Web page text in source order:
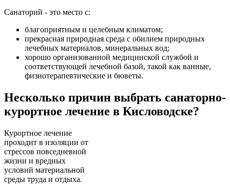
Санаторий - это место с:
благоприятным и целебным климатом;
прекрасная природная среда с обилием природных
лечебных материалов, минеральных вод;
хорошо организованной медицинской службой и
соответствующей лечебной базой, такой как ванные,
физиотерапевтические и бюветы.
Несколько причин выбрать санаторно-
курортное лечение в Кисловодске?
Курортное лечение
проходит в изоляции от
стрессов повседневной
жизни и вредных
условий материальной
среды труда и отдыха.